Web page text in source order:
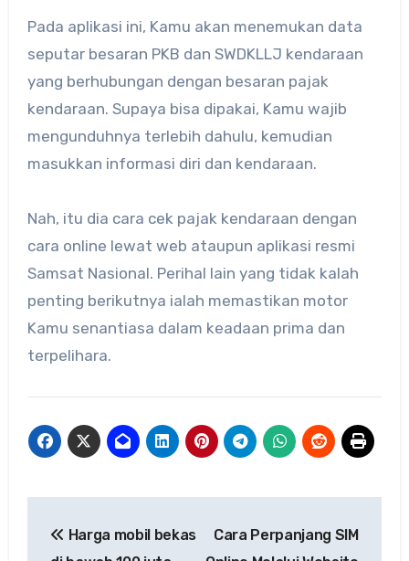
Pada aplikasi ini, Kamu akan menemukan data
seputar besaran PKB dan SWDKLLJ kendaraan
yang berhubungan dengan besaran pajak
kendaraan. Supaya bisa dipakai, Kamu wajib
mengunduhnya terlebih dahulu, kemudian
masukkan informasi diri dan kendaraan.
Nah, itu dia cara cek pajak kendaraan dengan
cara online lewat web ataupun aplikasi resmi
Samsat Nasional. Perihal lain yang tidak kalah
penting berikutnya ialah memastikan motor
Kamu senantiasa dalam keadaan prima dan
terpelihara.
pos
Harga mobil bekas
Cara Perpanjang SIM